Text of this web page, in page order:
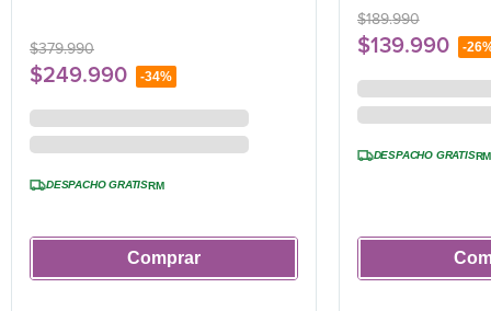
$379.990
$249.990 -34%
DESPACHO GRATISRM
Comprar
$189.990
$139.990 -
DESPACHO GRATISRM